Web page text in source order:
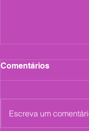
Comentários
Escreva um